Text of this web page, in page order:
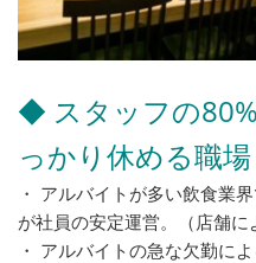
◆ スタッフの
っかり休める職場
・ アルバイトが多い飲食業
が社員の安定運営。（店舗に
・ アルバイトの急な欠勤に